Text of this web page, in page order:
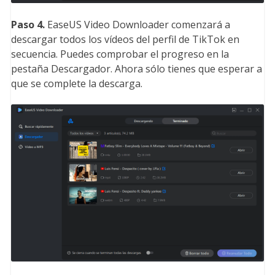
Paso 4.EaseUS Video Downloader comenzará a
descargar todos los vídeos del perfil de TikTok en
secuencia. Puedes comprobar el progreso en la
pestaña Descargador. Ahora sólo tienes que esperar a
que se complete la descarga.